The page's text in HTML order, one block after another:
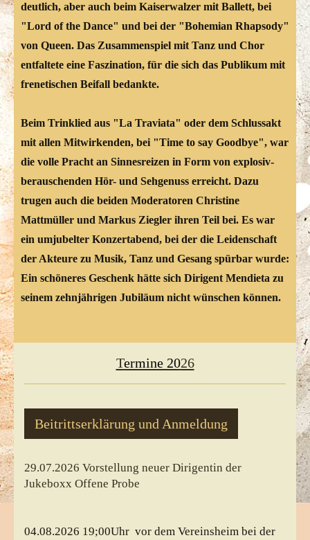
deutlich, aber auch beim Kaiserwalzer mit Ballett, bei
"Lord of the Dance" und bei der "Bohemian Rhapsody"
von Queen. Das Zusammenspiel mit Tanz und Chor
entfaltete eine Faszination, für die sich das Publikum mit
frenetischen Beifall bedankte.
Beim Trinklied aus "La Traviata" oder dem Schlussakt
mit allen Mitwirkenden, bei "Time to say Goodbye", war
die volle Pracht an Sinnesreizen in Form von explosiv-
berauschenden Hör- und Sehgenuss erreicht. Dazu
trugen auch die beiden Moderatoren Christine
Mattmüller und Markus Ziegler ihren Teil bei. Es war
ein umjubelter Konzertabend, bei der die Leidenschaft
der Akteure zu Musik, Tanz und Gesang spürbar wurde:
Ein schöneres Geschenk hätte sich Dirigent Mendieta zu
seinem zehnjährigen Jubiläum nicht wünschen können.
Termine 2026
Beitrittserklärung und Anmeldung
29.07.2026 Vorstellung neuer Dirigentin der
Jukeboxx Offene Probe
04.08.2026 19;00Uhr vor dem Vereinsheim bei der